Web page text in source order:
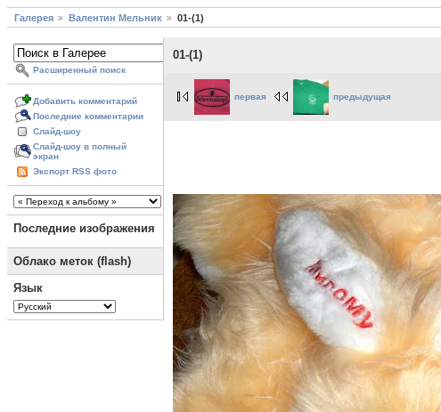
Галерея Валентин Мельник 01-(1)
Расширенный поиск
Добавить комментарий
Последние комментарии
Слайд-шоу
Слайд-шоу в полный
экран
Экспорт RSS фото
Последние изображения
Облако меток (flash)
Язык
01-(1)
первая предыдущая